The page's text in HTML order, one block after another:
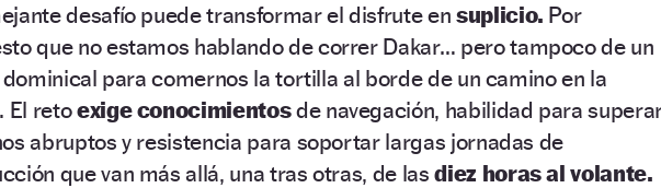
desafío puede transformar el disfrute en suplicio. Por
que no estamos hablando de correr Dakar… pero tampoco de un
para comernos la tortilla al borde de un camino en la
El retoexige conocimientosde navegación, habilidad para
abruptos y resistencia para soportar largas jornadas de
que van más allá, una tras otras, de lasdiez horas al volante.